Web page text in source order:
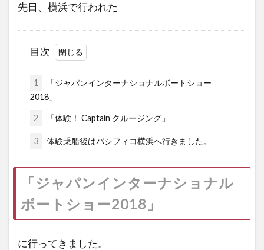
先日、横浜で行われた
目次
1
「ジャパンインターナショナルボートショー
2018」
2 「体験！ Captain クルージング」
3 体験乗船後はパシフィコ横浜へ行きました。
「ジャパンインターナショナル
ボートショー2018」
に行ってきました。